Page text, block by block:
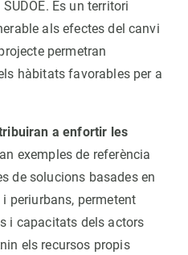
És un territori
als efectes del canvi
permetran
hàbitats favorables per a
a enfortir les
exemples de referència
de solucions basades en
periurbans, permetent
i capacitats dels actors
els recursos propis